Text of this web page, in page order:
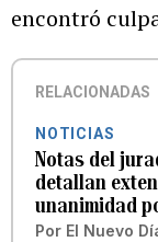
encontró
RELACIONADAS
NOTICIAS
Notas del
detallan
unanimidad
Por El Nuevo